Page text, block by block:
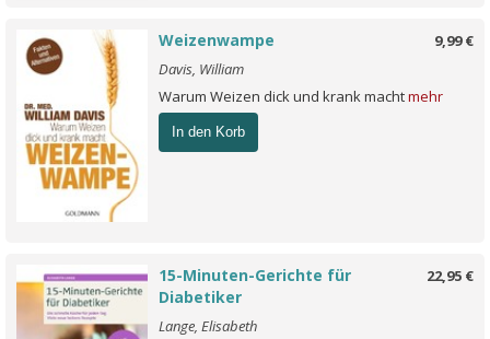
9,99 €
Weizenwampe
Davis, William
Warum Weizen dick und krank machtmehr
In den Korb
22,95 €
15-Minuten-Gerichte für
Diabetiker
Lange, Elisabeth